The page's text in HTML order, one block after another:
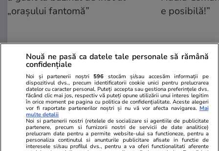
GSP.RO
În iulie 2026, un vlogger a
petrecut o zi Cernobîl » Șocat de
ce a găsit la bazinul de înot al
„orașului fantomă”
GSP.RO
O poză
în bancă
Comăneci:
posibilă!”
Nouă ne pasă ca datele tale personale să rămână
confidențiale
Noi și partenerii noștri 596 stocăm și/sau accesăm informații pe
dispozitivul dvs., precum identificatorii cookie unici pentru prelucrarea
datelor cu caracter personal. Puteți accepta sau gestiona preferințele dvs.
făcând clic mai jos, respectiv vă puteți opune utilizării unui interes legitim
în orice moment pe pagina cu politica de confidențialitate. Aceste alegeri
vor fi raportate partenerilor noștri și nu vă vor afecta navigarea. Mai
multe detalii
Noi si partenerii nostri (retelele de socializare si agentiile de publicitate
partenere, precum si furnizorii nostri de servicii de date analitice)
prelucram date pentru a permite website-ului sa functioneze, pentru a
personaliza continutul si anunturile publicitare afisate in functie de
interesele si/sau profilul dvs., pentru a va oferi functionalitati aferente